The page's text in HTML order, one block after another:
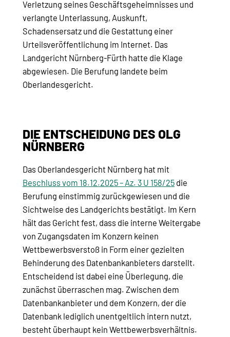
Verletzung seines Geschäftsgeheimnisses und
verlangte Unterlassung, Auskunft,
Schadensersatz und die Gestattung einer
Urteilsveröffentlichung im Internet. Das
Landgericht Nürnberg-Fürth hatte die Klage
abgewiesen. Die Berufung landete beim
Oberlandesgericht.
DIE ENTSCHEIDUNG DES OLG
NÜRNBERG
Das Oberlandesgericht Nürnberg hat mit
Beschluss vom 18.12.2025 – Az. 3 U 158/25 die
Berufung einstimmig zurückgewiesen und die
Sichtweise des Landgerichts bestätigt. Im Kern
hält das Gericht fest, dass die interne Weitergabe
von Zugangsdaten im Konzern keinen
Wettbewerbsverstoß in Form einer gezielten
Behinderung des Datenbankanbieters darstellt.
Entscheidend ist dabei eine Überlegung, die
zunächst überraschen mag. Zwischen dem
Datenbankanbieter und dem Konzern, der die
Datenbank lediglich unentgeltlich intern nutzt,
besteht überhaupt kein Wettbewerbsverhältnis.